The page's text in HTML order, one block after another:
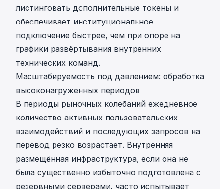
листинговать дополнительные токены и
обеспечивает институциональное
подключение быстрее, чем при опоре на
графики развёртывания внутренних
технических команд.
Масштабируемость под давлением: обработка
высоконагруженных периодов
В периоды рыночных колебаний ежедневное
количество активных пользовательских
взаимодействий и последующих запросов на
перевод резко возрастает. Внутренняя
размещённая инфраструктура, если она не
была существенно избыточно подготовлена с
резервными серверами, часто испытывает